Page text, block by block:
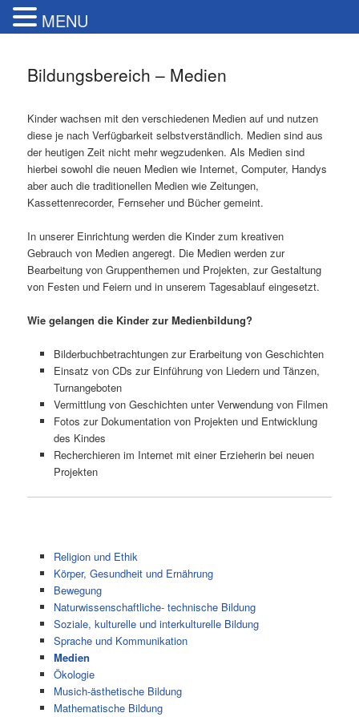
Bildungsbereich – Medien
Kinder wachsen mit den verschiedenen Medien auf und nutzen
diese je nach Verfügbarkeit selbstverständlich. Medien sind aus
der heutigen Zeit nicht mehr wegzudenken. Als Medien sind
hierbei sowohl die neuen Medien wie Internet, Computer, Handys
aber auch die traditionellen Medien wie Zeitungen,
Kassettenrecorder, Fernseher und Bücher gemeint.
In unserer Einrichtung werden die Kinder zum kreativen
Gebrauch von Medien angeregt. Die Medien werden zur
Bearbeitung von Gruppenthemen und Projekten, zur Gestaltung
von Festen und Feiern und in unserem Tagesablauf eingesetzt.
Wie gelangen die Kinder zur Medienbildung?
Bilderbuchbetrachtungen zur Erarbeitung von Geschichten
Einsatz von CDs zur Einführung von Liedern und Tänzen,
Turnangeboten
Vermittlung von Geschichten unter Verwendung von Filmen
Fotos zur Dokumentation von Projekten und Entwicklung
des Kindes
Recherchieren im Internet mit einer Erzieherin bei neuen
Projekten
Religion und Ethik
Körper, Gesundheit und Ernährung
Bewegung
Naturwissenschaftliche- technische Bildung
Soziale, kulturelle und interkulturelle Bildung
Sprache und Kommunikation
Medien
Ökologie
Musich-ästhetische Bildung
Mathematische Bildung
MENU